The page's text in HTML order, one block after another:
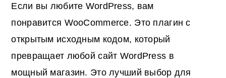
Если вы любите WordPress, вам
понравится WooCommerce. Это плагин с
открытым исходным кодом, который
превращает любой сайт WordPress в
мощный магазин. Это лучший выбор для